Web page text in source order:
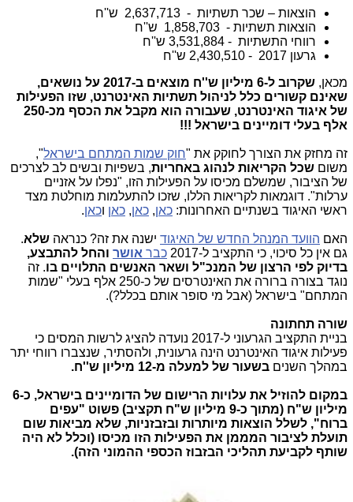
הוצאות – שכר תשתיות - 2,637,713 ש''ח
הוצאות תשתיות - 1,858,703 ש''ח
רווחי התשתיות - 3,531,884 ש''ח
גרעון 2017 - 2,430,510 ש''ח
מכאן,
שקרוב ל-6 מיליון ש''ח מוצאים ב-2017 על נושאים,
שאינם קשורים כלל לניהול תשתיות האינטרנט, שזו הפעילות
של איגוד האינטרנט, שעבורה הוא מקבל את הכסף מכ-250
אלף בעלי דומיינים בישראל !!!
זה מחזק את הצורך לחוקק את "חוק שמות המתחם בישראל",
משום שכל הקריאות לנהוג באחריות, בשפיות ובשים לב לצרכים
של הציבור, שמשלם מכיסו על הפעילות הזו, "נפלו על אזניים
ערלות". דוגמאות לקריאות הללו, שזכו להתעלמות מוחלטת מצד
ראשי האיגוד בשנתיים האחרונות: כאן, כאן, כאן וכאן.
האם הוועד המנהל החדש של האיגוד ישנה את זה? כנראה שלא.
גם אין כל סיכוי, כי התקציב ל-2017
כבר אושר והחל להתבצע,
בדיוק לפי הרצון של המנכ"ל ושאר האנשים התלויים בו. זה
נוגד בצורה ברורה את האינטרסים של כ-250 אלף בעלי "שמות
המתחם" בישראל (אבל מי סופר אותם בכלל?).
שורה תחתונה
בניית התקציב הגרעוני ל-2017 נועדה להציג לרשות המסים כי
פעילות איגוד האינטרנט הינה גרעונית, ולהסתיר, שנצברו רווחי יתר
במהלך השנים בשעור של למעלה מ-12 מיליון ש''ח.
במקום להוזיל את עלויות הרישום של הדומיינים בישראל, כ-6
מיליון ש"ח (מתוך כ-9 מיליון ש"ח תקציב) פשוט "עפים
ברוח", לשלל הוצאות מיותרות ובזבזניות, שלא מביאות שום
תועלת לציבור המממן את הפעילות הזו מכיסו (וכלל לא היה
שותף לקביעת תהליכי הבזבוז הכספי ההמוני הזה).